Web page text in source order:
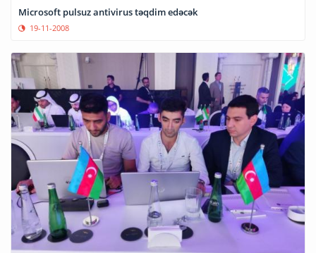
Microsoft pulsuz antivirus təqdim edəcək
19-11-2008